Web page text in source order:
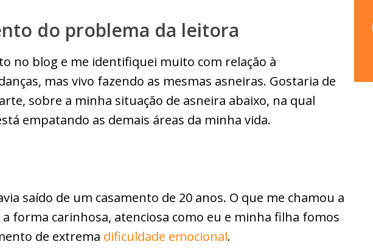
do problema da leitora
no blog e me identifiquei muito com relação à
mas vivo fazendo as mesmas asneiras. Gostaria de
sobre a minha situação de asneira abaixo, na qual
empatando as demais áreas da minha vida.
saído de um casamento de 20 anos. O que me chamou a
forma carinhosa, atenciosa como eu e minha filha fomos
de extrema dificuldade emocional.